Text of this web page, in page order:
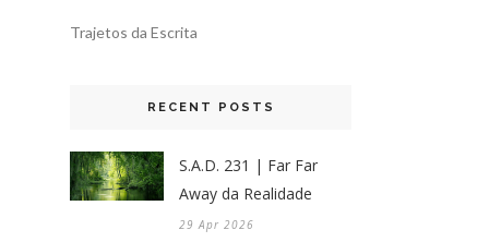
Trajetos da Escrita
RECENT POSTS
S.A.D. 231 | Far Far
Away da Realidade
29 Apr 2026